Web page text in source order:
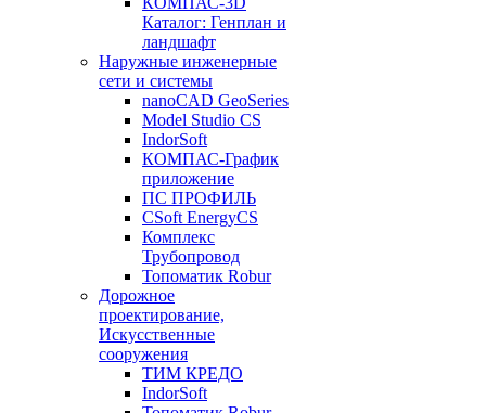
Каталог: Генплан и
ландшафт
Наружные инженерные
сети и системы
nanoCAD GeoSeries
Model Studio CS
IndorSoft
КОМПАС-График
приложение
ПС ПРОФИЛЬ
CSoft EnergyCS
Комплекс
Трубопровод
Топоматик Robur
Дорожное
проектирование,
Искусственные
сооружения
ТИМ КРЕДО
IndorSoft